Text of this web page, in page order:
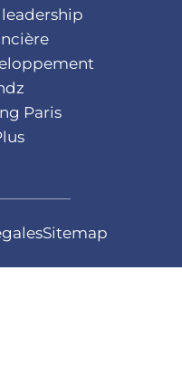
Paris
Sitemap